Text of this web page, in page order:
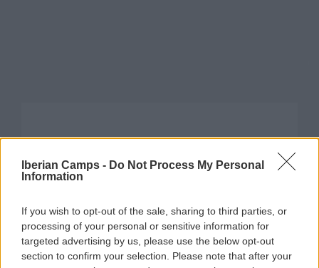
Iberian Camps - Do Not Process My Personal
Information
If you wish to opt-out of the sale, sharing to third parties, or
processing of your personal or sensitive information for
targeted advertising by us, please use the below opt-out
section to confirm your selection. Please note that after your
De 16:00 à 20:00, les jeunes participeront aux
CAMP MULTISPORT : 4 heures par jour (2
sports différents chaque jour), avec entre
autres football, beach volley y volleyball, tennis,